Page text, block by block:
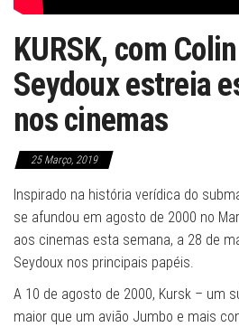
KURSK, com
Seydoux estreia
nos cinemas
25 Março, 2019
Inspirado na história verídica do
se afundou em agosto de 2000 no
aos cinemas esta semana, a 28 de
Seydoux nos principais papéis.
A 10 de agosto de 2000, Kursk – um
maior que um avião Jumbo e mais